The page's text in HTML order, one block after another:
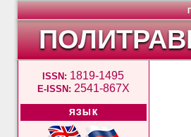
ISSN: 1819-1495
E-ISSN: 2541-867X
ЯЗЫК